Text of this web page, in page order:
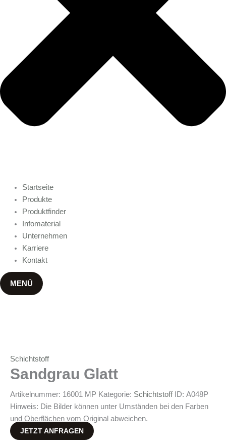
Startseite
Produkte
Produktfinder
Infomaterial
Unternehmen
Karriere
Kontakt
MENÜ
Schichtstoff
Sandgrau Glatt
Artikelnummer: 16001 MP Kategorie: Schichtstoff ID: A048P
Hinweis: Die Bilder können unter Umständen bei den Farben
und Oberflächen vom Original abweichen.
JETZT ANFRAGEN